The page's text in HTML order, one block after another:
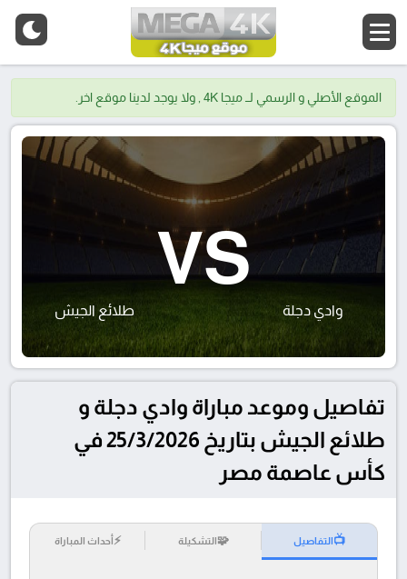
الموقع الأصلي و الرسمي لــ ميجا 4K , ولا يوجد لدينا موقع اخر.
وادي دجلة
VS
طلائع الجيش
تفاصيل وموعد مباراة وادي دجلة و
طلائع الجيش بتاريخ 25/3/2026 في
كأس عاصمة مصر
📺التفاصيل 🧩التشكيلة ⚡أحداث المباراة